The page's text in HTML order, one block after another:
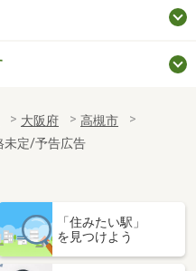
大阪府
高槻市
未定/予告広告
「住みたい駅」
を見つけよう